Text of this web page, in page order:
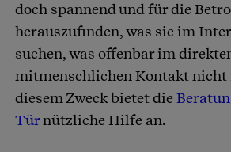
doch spannend und für die
herauszufinden, was sie im
suchen, was offenbar im
mitmenschlichen Kontakt nicht
diesem Zweck bietet die
Türnützliche Hilfe an.